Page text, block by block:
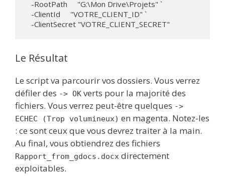
   -ClientSecret "VOTRE_CLIENT_SECRET"
Le Résultat
Le script va parcourir vos dossiers. Vous verrez
défiler des -> OK verts pour la majorité des
fichiers. Vous verrez peut-être quelques ->
ECHEC (Trop volumineux) en magenta. Notez-les
: ce sont ceux que vous devrez traiter à la main.
Au final, vous obtiendrez des fichiers
Rapport_from_gdocs.docx directement
exploitables.